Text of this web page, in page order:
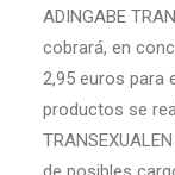
ADINGABE
cobrará, en
2,95 euros para
productos se